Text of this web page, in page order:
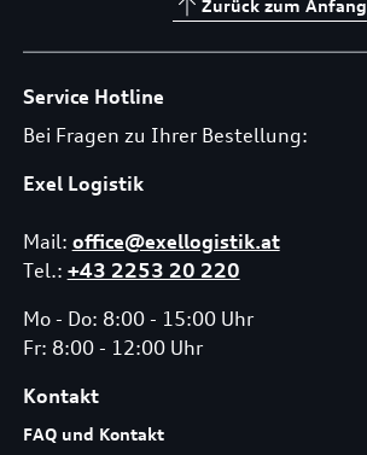
Zurück zum Anfang
Service Hotline
Bei Fragen zu Ihrer Bestellung:
Exel Logistik
Mail: office@exellogistik.at
Tel.: +43 2253 20 220
Mo - Do: 8:00 - 15:00 Uhr
Fr: 8:00 - 12:00 Uhr
Kontakt
FAQ und Kontakt